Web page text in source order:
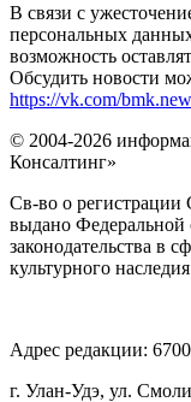
В связи с
персональных
возможность
Обсудить новости
https://vk.com/
© 2004-2026
Консалтинг»
Св-во о
выдано Федеральной
законодательства в
культурного наследия
Адрес редакции:
г. Улан-Удэ, ул.